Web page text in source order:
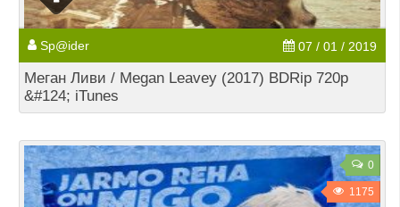
Sp@ider 07 / 01 / 2019
Меган Ливи / Megan Leavey (2017) BDRip 720p
&#124; iTunes
0
1175